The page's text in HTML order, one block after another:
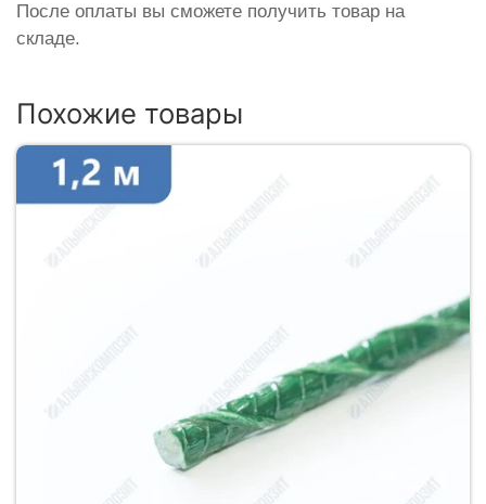
После оплаты вы сможете получить товар на
складе.
Похожие товары